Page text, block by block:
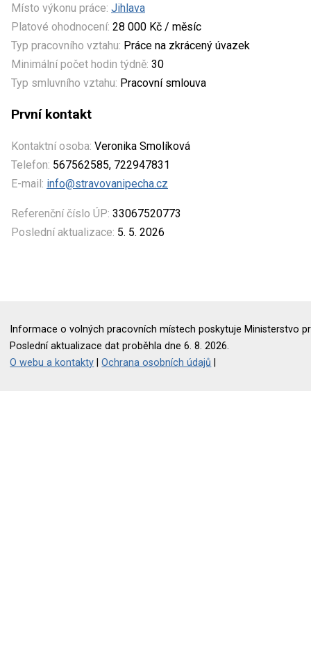
Místo výkonu práce: Jihlava
Platové ohodnocení: 28 000 Kč / měsíc
Typ pracovního vztahu: Práce na zkrácený úvazek
Minimální počet hodin týdně: 30
Typ smluvního vztahu: Pracovní smlouva
První kontakt
Kontaktní osoba: Veronika Smolíková
Telefon: 567562585, 722947831
E-mail: info@stravovanipecha.cz
Referenční číslo ÚP: 33067520773
Poslední aktualizace: 5. 5. 2026
Informace o volných pracovních místech poskytuje Ministerstvo
Poslední aktualizace dat proběhla dne 6. 8. 2026.
O webu a kontakty |Ochrana osobních údajů